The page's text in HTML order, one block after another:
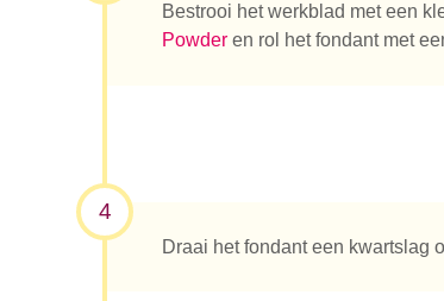
Bestrooi het werkblad met een
Powder en rol het fondant met
4
Draai het fondant een kwartslag